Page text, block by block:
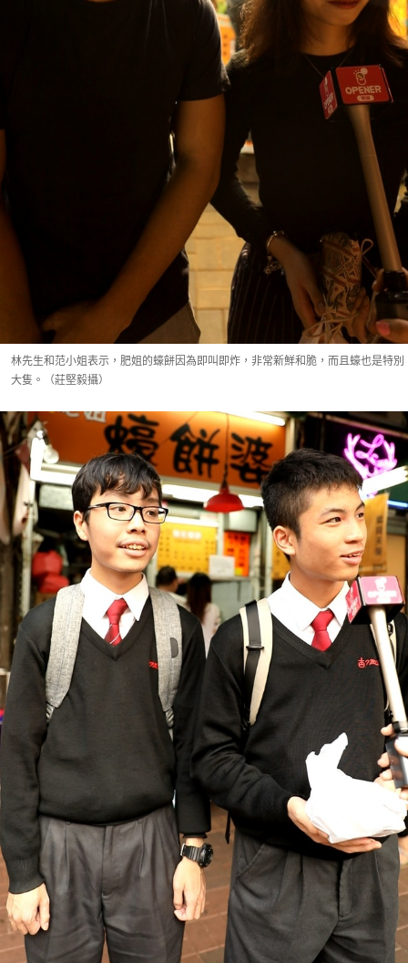
林先生和范小姐表示，肥姐的蠔餅因為即叫即炸，非常新鮮和脆，而且蠔也是特別
大隻。（莊堅毅攝）